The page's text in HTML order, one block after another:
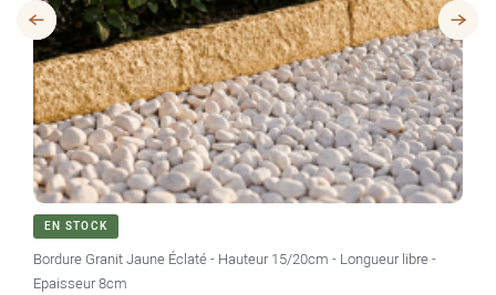
EN STOCK
Bordure Granit Jaune Éclaté - Hauteur 15/20cm - Longueur libre -
Epaisseur 8cm